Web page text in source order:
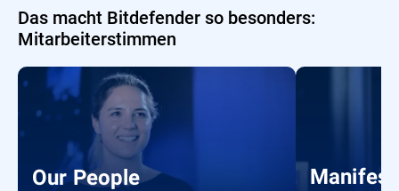
Das macht Bitdefender so besonders:
Mitarbeiterstimmen
Our People